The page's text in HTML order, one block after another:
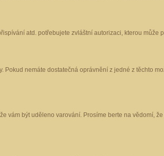
atd. potřebujete zvláštní autorizaci, kterou může
nemáte dostatečná oprávnění z jedné z těchto
vám být uděleno varování. Prosíme berte na vědomí,